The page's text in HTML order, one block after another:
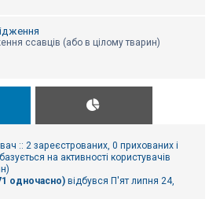
ссавців (або в цілому тварин)
:: 2 зареєстрованих, 0 прихованих і
на активності користувачів
одночасно) відбувся П'ят липня 24,